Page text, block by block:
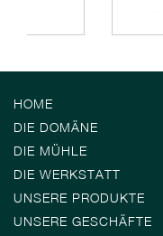
HOME
DIE DOMÄNE
DIE MÜHLE
DIE WERKSTATT
UNSERE PRODUKTE
UNSERE GESCHÄFTE